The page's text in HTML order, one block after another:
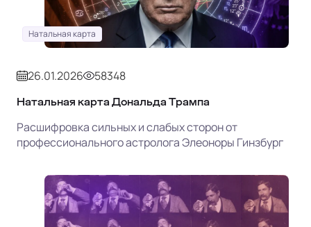
Натальная карта
26.01.2026 58348
Натальная карта Дональда Трампа
Расшифровка сильных и слабых сторон от
профессионального астролога Элеоноры Гинзбург